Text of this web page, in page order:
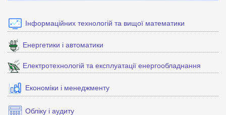
Інформаційних технологій та вищої математики
Енергетики і автоматики
Електротехнологій та експлуатації енергообладнання
Економіки і менеджменту
Обліку і аудиту